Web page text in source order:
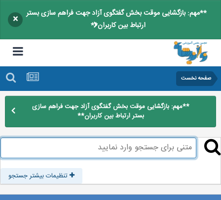
**مهم: بازگشایی موقت بخش گفتگوی آزاد جهت فراهم سازی بستر
ارتباط بین کاربران**
×
صفحه نخست
**مهم: بازگشایی موقت بخش گفتگوی آزاد جهت فراهم سازی
بستر ارتباط بین کاربران**
تنظیمات بیشتر جستجو